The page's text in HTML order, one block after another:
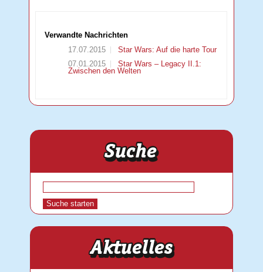
Verwandte Nachrichten
17.07.2015
Star Wars: Auf die harte Tour
07.01.2015
Star Wars – Legacy II.1:
Zwischen den Welten